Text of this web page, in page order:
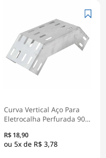
Curva Vertical Aço Para
Eletrocalha Perfurada 90G
Zincado
R$ 18,90
5x de R$ 3,78